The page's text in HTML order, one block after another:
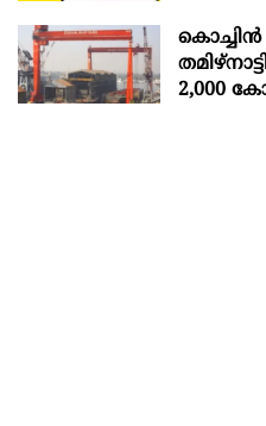
കൊച്ചിന്‍
2,000